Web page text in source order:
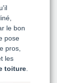
le bon
pose
pros,
les
toiture.